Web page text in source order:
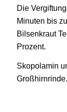
Die
Minuten bis
Bilsenkraut
Prozent.
Skopolamin
Großhirnrinde.